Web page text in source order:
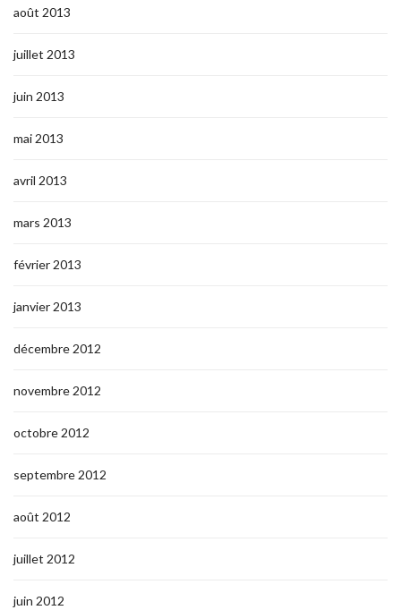
août 2013
juillet 2013
juin 2013
mai 2013
avril 2013
mars 2013
février 2013
janvier 2013
décembre 2012
novembre 2012
octobre 2012
septembre 2012
août 2012
juillet 2012
juin 2012